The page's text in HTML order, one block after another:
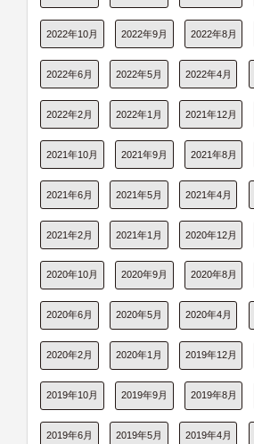
2022年10月 2022年9月 2022年8月
2022年6月 2022年5月 2022年4月
2022年2月 2022年1月 2021年12月
2021年10月 2021年9月 2021年8月
2021年6月 2021年5月 2021年4月
2021年2月 2021年1月 2020年12月
2020年10月 2020年9月 2020年8月
2020年6月 2020年5月 2020年4月
2020年2月 2020年1月 2019年12月
2019年10月 2019年9月 2019年8月
2019年6月 2019年5月 2019年4月